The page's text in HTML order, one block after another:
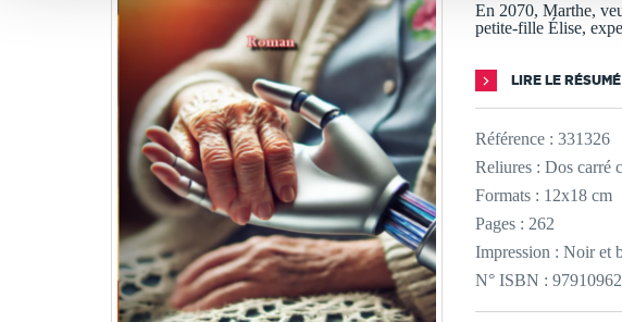
En 2070, Marthe,
petite-fille Élise,
LIRE LE
Référence : 331326
Reliures : Dos carré
Formats : 12x18 cm
Pages : 262
Impression : Noir et
N° ISBN :